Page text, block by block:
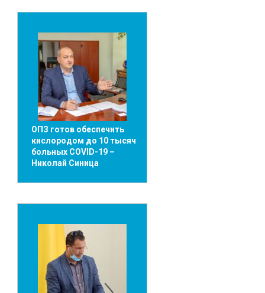
ОПЗ готов обеспечить
кислородом до 10 тысяч
больных COVID-19 –
Николай Синица